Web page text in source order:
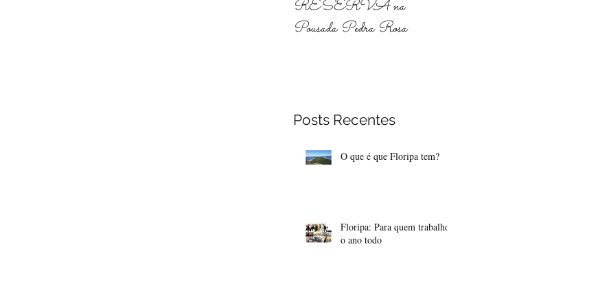
RESERVA na
Pousada Pedra Rosa
Posts Recentes
O que é que Floripa tem?
Floripa: Para quem trabalhou
o ano todo